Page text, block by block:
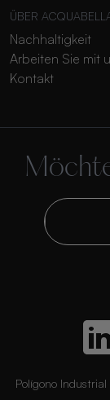
ÜBER
Nachhaltigkeit
Arbeiten Sie mit
Kontakt
Polígono